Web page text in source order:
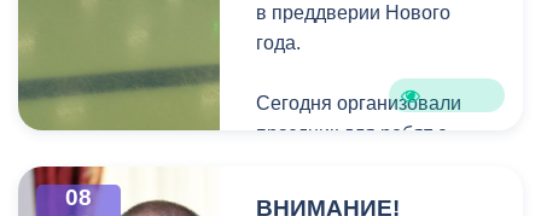
в преддверии Нового
года.
Сегодня организовали
праздник для ребят с
08
ВНИМАНИЕ!